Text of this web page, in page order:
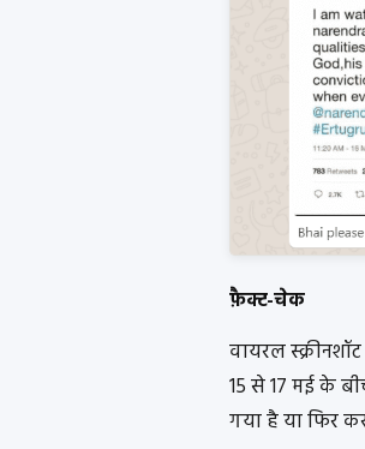
फ़ैक्ट-चेक
वायरल
15 से 17 मई के
गया है या फिर